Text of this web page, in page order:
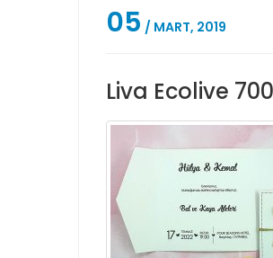
05 / MART, 2019
Liva Ecolive